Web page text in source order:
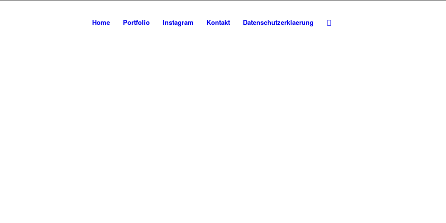
Home Portfolio Instagram Kontakt Datenschutzerklaerung